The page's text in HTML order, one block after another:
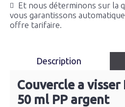
Et nous déterminons sur la
vous garantissons
offre tarifaire.
Description
Couvercle a
50 ml PP argent